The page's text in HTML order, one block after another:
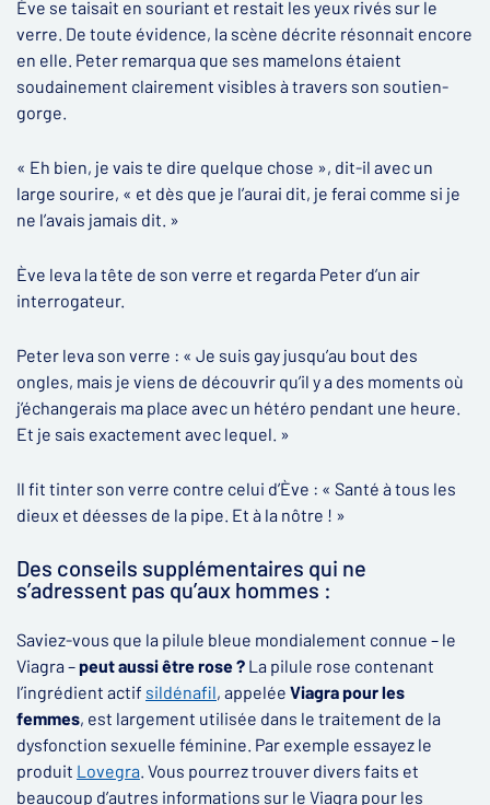
Ève se taisait en souriant et restait les yeux rivés sur le
verre. De toute évidence, la scène décrite résonnait encore
en elle. Peter remarqua que ses mamelons étaient
soudainement clairement visibles à travers son soutien-
gorge.
« Eh bien, je vais te dire quelque chose », dit-il avec un
large sourire, « et dès que je l’aurai dit, je ferai comme si je
ne l’avais jamais dit. »
Ève leva la tête de son verre et regarda Peter d’un air
interrogateur.
Peter leva son verre : « Je suis gay jusqu’au bout des
ongles, mais je viens de découvrir qu’il y a des moments où
j’échangerais ma place avec un hétéro pendant une heure.
Et je sais exactement avec lequel. »
Il fit tinter son verre contre celui d’Ève : « Santé à tous les
dieux et déesses de la pipe. Et à la nôtre ! »
Des conseils supplémentaires qui ne
s’adressent pas qu’aux hommes :
Saviez-vous que la pilule bleue mondialement connue – le
Viagra –peut aussi être rose ? La pilule rose contenant
l’ingrédient actif sildénafil, appelée Viagra pour les
femmes, est largement utilisée dans le traitement de la
dysfonction sexuelle féminine. Par exemple essayez le
produit Lovegra. Vous pourrez trouver divers faits et
beaucoup d’autres informations sur le Viagra pour les